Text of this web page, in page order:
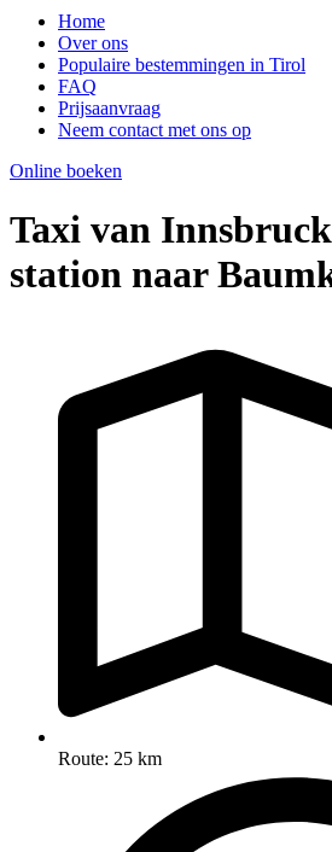
Home
Over ons
Populaire bestemmingen in Tirol
FAQ
Prijsaanvraag
Neem contact met ons op
Online boeken
Taxi van
station naar
Route: 25 km